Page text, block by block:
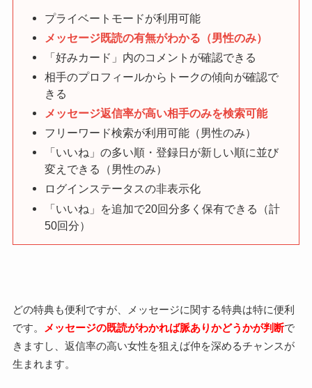
プライベートモードが利用可能
メッセージ既読の有無がわかる（男性のみ）
「好みカード」内のコメントが確認できる
相手のプロフィールからトークの傾向が確認で
きる
メッセージ返信率が高い相手のみを検索可能
フリーワード検索が利用可能（男性のみ）
「いいね」の多い順・登録日が新しい順に並び
変えできる（男性のみ）
ログインステータスの非表示化
「いいね」を追加で20回分多く保有できる（計
50回分）
どの特典も便利ですが、メッセージに関する特典は特に便利
です。
メッセージの既読がわかれば脈ありかどうかが判断で
きますし、返信率の高い女性を狙えば仲を深めるチャンスが
生まれます。